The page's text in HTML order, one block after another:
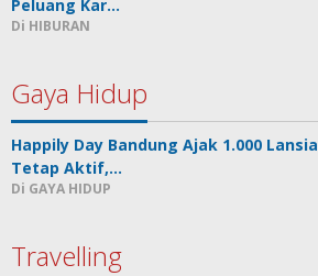
Peluang Kar…
Di HIBURAN
Gaya Hidup
Happily Day Bandung Ajak 1.000 Lansia
Tetap Aktif,…
Di GAYA HIDUP
Travelling